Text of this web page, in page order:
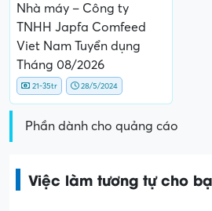
Nhà máy – Công ty
TNHH Japfa Comfeed
Viet Nam Tuyển dụng
Tháng 08/2026
21-35tr 28/5/2024
Phần dành cho quảng cáo
Việc làm tương tự cho